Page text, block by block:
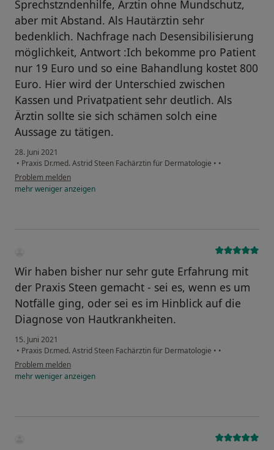
Sprechstzndenhilfe, Ärztin ohne Mundschutz,
aber mit Abstand. Als Hautärztin sehr
bedenklich. Nachfrage nach Desensibilisierung
möglichkeit, Antwort :Ich bekomme pro Patient
nur 19 Euro und so eine Bahandlung kostet 800
Euro. Hier wird der Unterschied zwischen
Kassen und Privatpatient sehr deutlich. Als
Ärztin sollte sie sich schämen solch eine
Aussage zu tätigen.
28. Juni 2021
• Praxis Dr.med. Astrid Steen Fachärztin für Dermatologie • •
Problem melden
mehrwenigeranzeigen
Wir haben bisher nur sehr gute Erfahrung mit
der Praxis Steen gemacht - sei es, wenn es um
Notfälle ging, oder sei es im Hinblick auf die
Diagnose von Hautkrankheiten.
15. Juni 2021
• Praxis Dr.med. Astrid Steen Fachärztin für Dermatologie • •
Problem melden
mehrwenigeranzeigen